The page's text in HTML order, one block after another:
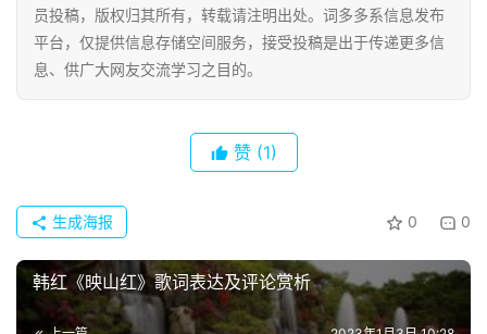
首
页
员投稿，版权归其所有，转载请注明出处。词多多系信息发布
平台，仅提供信息存储空间服务，接受投稿是出于传递更多信
息、供广大网友交流学习之目的。
赞 (1)
0 0
生成海报
韩红《映山红》歌词表达及评论赏析